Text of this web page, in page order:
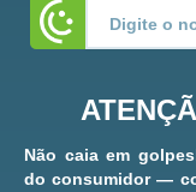
Não caia em
do consumidor —